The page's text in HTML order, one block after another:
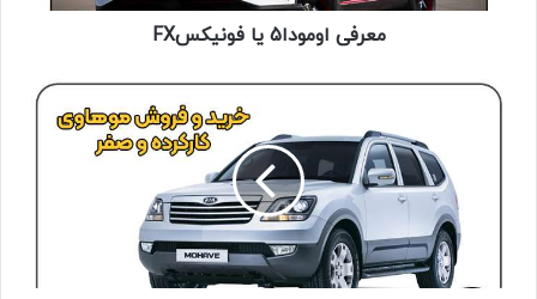
معرفی اومودا5 یا فونیکسFX